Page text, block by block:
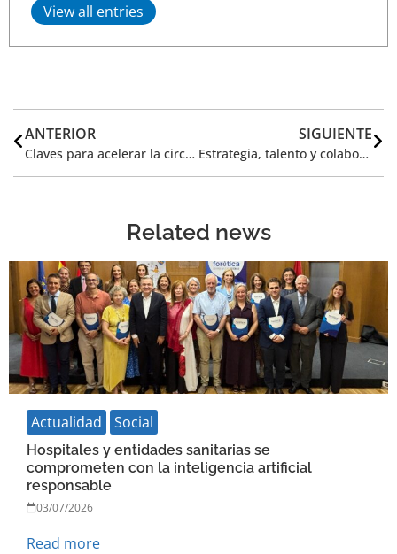
View all entries
ANTERIOR
Claves para acelerar la circularidad: inversión pública, métricas comunes y acción empresarial
SIGUIENTE
Estrategia, talento y colaboración, las claves para impulsar la competitividad desde el impacto social
Related news
Actualidad Social
Hospitales y entidades sanitarias se
comprometen con la inteligencia artificial
responsable
03/07/2026
Read more